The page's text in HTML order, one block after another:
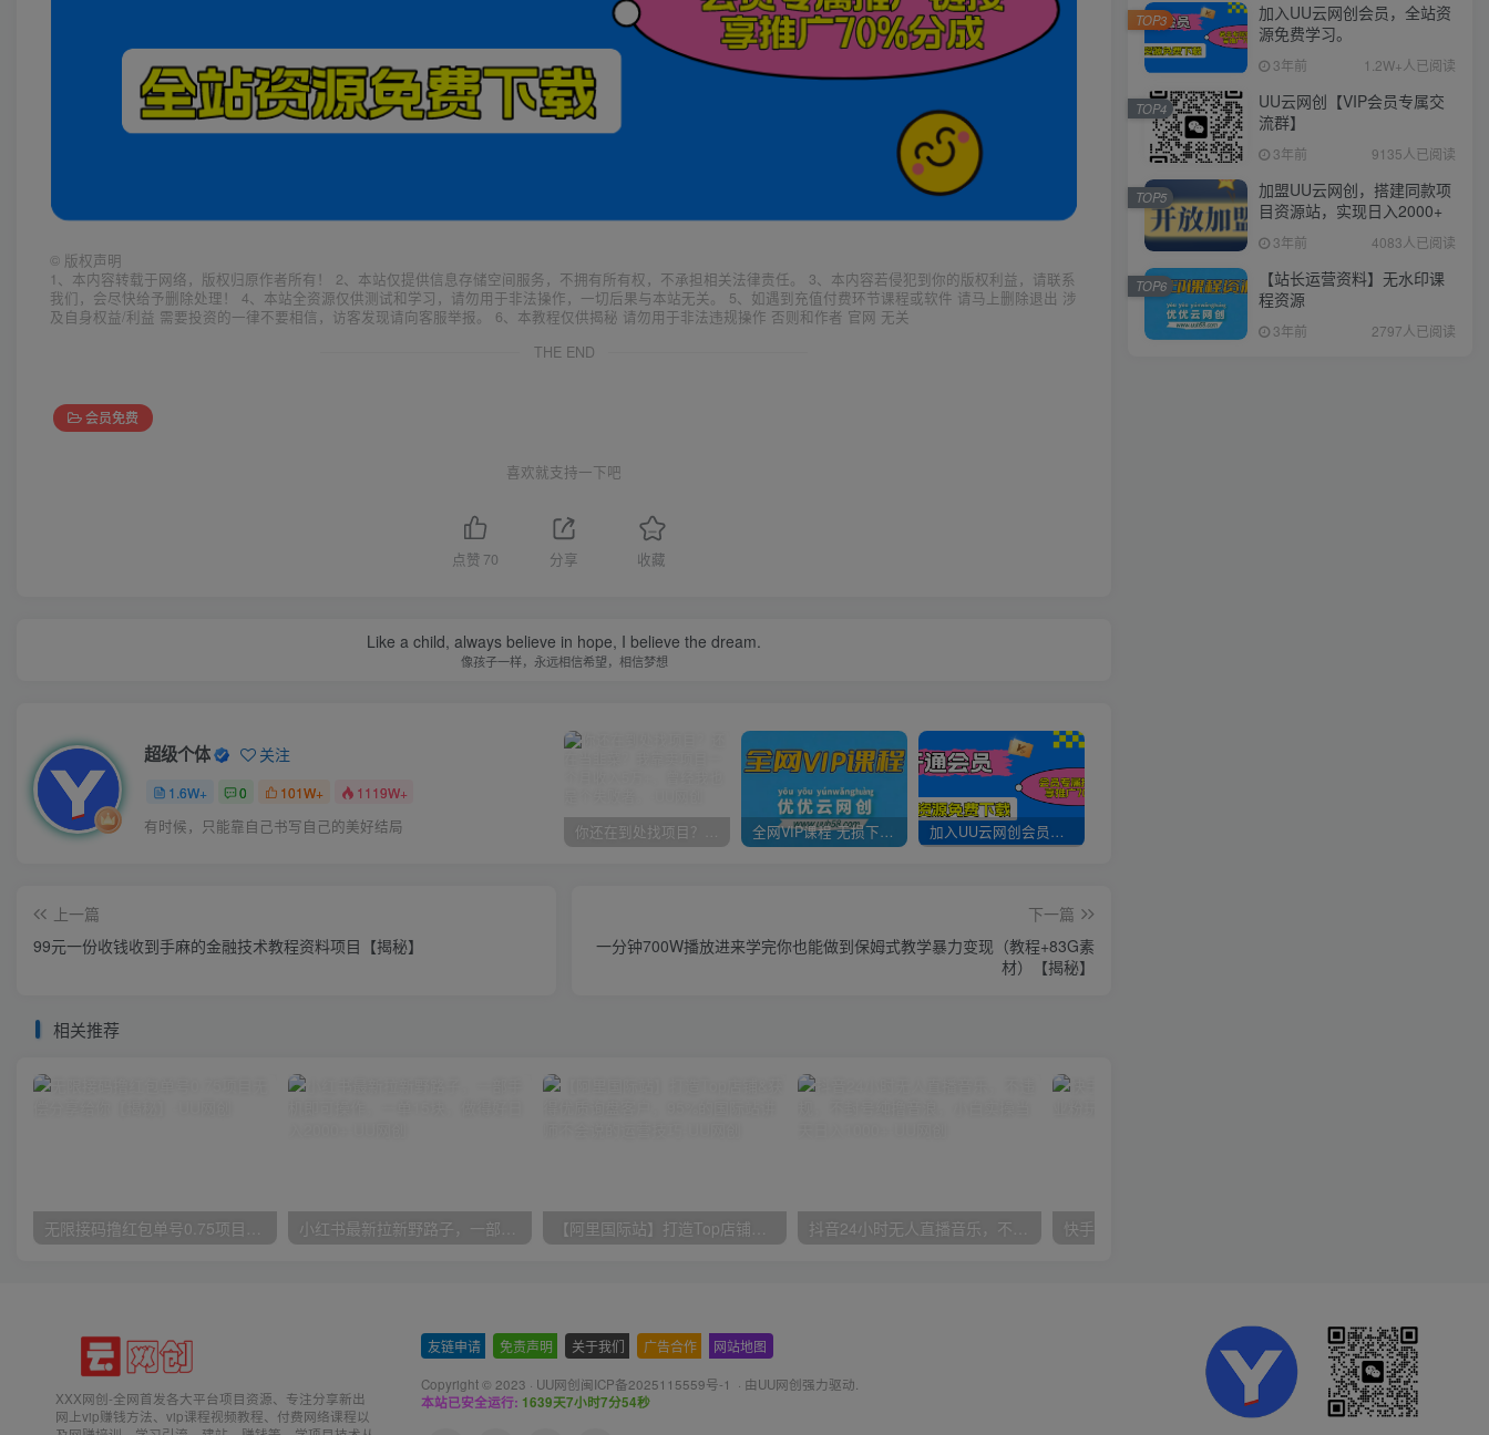
© 版权声明
1、本内容转载于网络，版权归原作者所有！ 2、本站仅提供信息存储空间服务，不拥有所有权，不承担相关法律责任。 3、本内容若侵犯到你的版权利益，请联系
我们，会尽快给予删除处理！ 4、本站全资源仅供测试和学习，请勿用于非法操作，一切后果与本站无关。 5、如遇到充值付费环节课程或软件 请马上删除退出 涉
及自身权益/利益 需要投资的一律不要相信，访客发现请向客服举报。 6、本教程仅供揭秘 请勿用于非法违规操作 否则和作者 官网 无关
THE END
会员免费
喜欢就支持一下吧
点赞 70 分享 收藏
Like a child, always believe in hope, I believe the dream.
像孩子一样，永远相信希望，相信梦想
超级个体 关注
1.6W+ 0 101W+ 1119W+
有时候，只能靠自己书写自己的美好结局 你还在到处找项目？还在当韭菜？我靠卖项目一个月收入5万+，曾经我也是个失败者。 全网VIP课程 无损下载~ 加入UU云网创会员，全站资源免费学习。
上一篇
99元一份收钱收到手麻的金融技术教程资料项目【揭秘】
下一篇
一分钟700W播放进来学完你也能做到保姆式教学暴力变现（教程+83G素
材）【揭秘】
相关推荐
无限接码撸红包单号0.75项目无偿分享给你【揭秘】 小红书最新拉新野路子，一部手机即可操作，一单15块，做得好日入2000+ 【阿里国际站】打造Top店铺&获得优质询盘客户，​95%的国际站讲师不会说的运营技巧 抖音24小时无人直播音乐，不违规，不封号纯撸音浪，小白实操当天日入1000+
加入UU云网创会员，全站资
源免费学习。
3年前 1.2W+人已阅读
TOP3
UU云网创【VIP会员专属交
流群】
3年前 9135人已阅读
TOP4
加盟UU云网创，搭建同款项
目资源站，实现日入2000+
3年前 4083人已阅读
TOP5
【站长运营资料】无水印课
程资源
3年前 2797人已阅读
TOP6
XXX网创-全网首发各大平台项目资源、专注分享新出
网上vip赚钱方法、vip课程视频教程、付费网络课程以
友链申请 免责声明 关于我们 广告合作 网站地图
Copyright © 2023 · UU网创闽ICP备2025115559号-1 · 由UU网创强力驱动.
本站已安全运行: 1639天7小时7分55秒